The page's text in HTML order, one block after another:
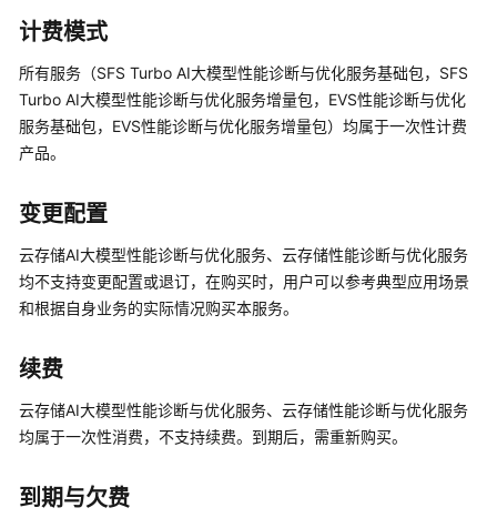
库
开
支
持
使
能
优
与
提
务
计费模式
所有服务（SFS Turbo AI大模型性能诊断与优化服务基础包，SFS
Turbo AI大模型性能诊断与优化服务增量包，EVS性能诊断与优化
服务基础包，EVS性能诊断与优化服务增量包）均属于一次性计费
产品。
变更配置
云存储AI大模型性能诊断与优化服务、云存储性能诊断与优化服务
均不支持变更配置或退订，在购买时，用户可以参考典型应用场景
和根据自身业务的实际情况购买本服务。
续费
云存储AI大模型性能诊断与优化服务、云存储性能诊断与优化服务
均属于一次性消费，不支持续费。到期后，需重新购买。
到期与欠费